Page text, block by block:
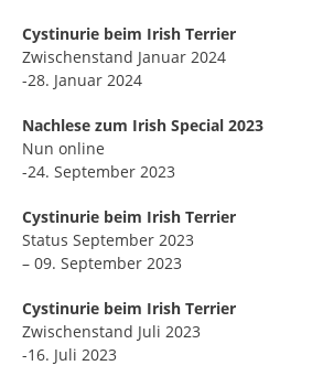
Cystinurie beim Irish Terrier
Zwischenstand Januar 2024
-28. Januar 2024
Nachlese zum Irish Special 2023
Nun online
-24. September 2023
Cystinurie beim Irish Terrier
Status September 2023
– 09. September 2023
Cystinurie beim Irish Terrier
Zwischenstand Juli 2023
-16. Juli 2023